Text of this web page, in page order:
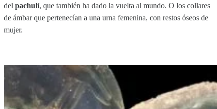
del pachulí, que también ha dado la vuelta al mundo. O los collares
de ámbar que pertenecían a una urna femenina, con restos óseos de
mujer.